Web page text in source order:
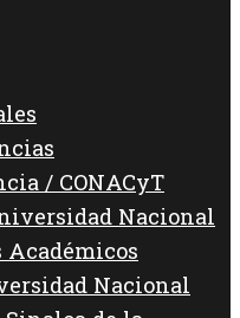
/ CONACyT
Nacional
Académicos
Nacional